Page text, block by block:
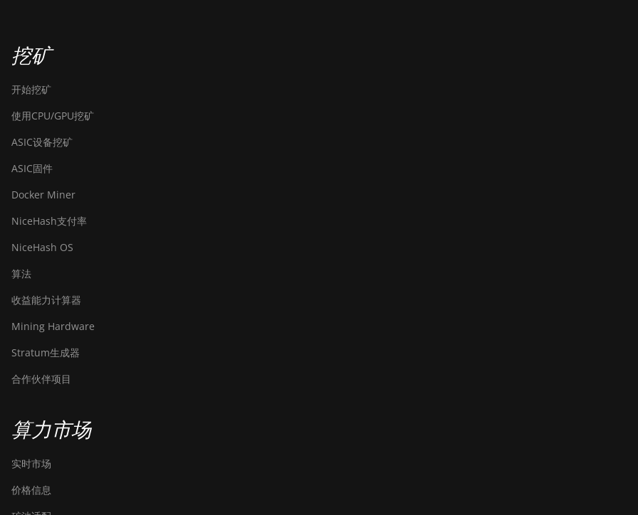
挖矿
开始挖矿
使用CPU/GPU挖矿
ASIC设备挖矿
ASIC固件
Docker Miner
NiceHash支付率
NiceHash OS
算法
收益能力计算器
Mining Hardware
Stratum生成器
合作伙伴项目
算力市场
实时市场
价格信息